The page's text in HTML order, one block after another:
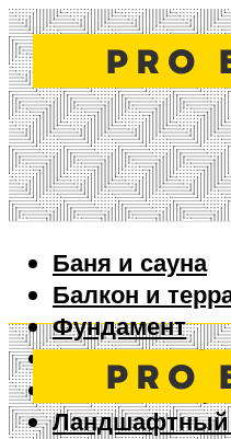
Баня и сауна
Балкон и
Фундамент
Ворота и
Дизайн
Ландшафтный